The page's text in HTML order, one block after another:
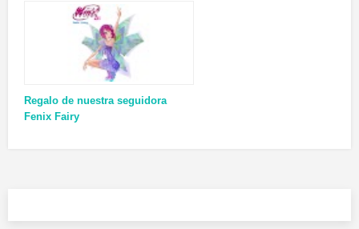
Regalo de nuestra seguidora
Fenix Fairy